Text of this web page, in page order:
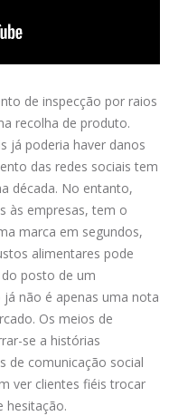
de inspecção por raios
recolha de produto.
já poderia haver danos
das redes sociais tem
década. No entanto,
às empresas, tem o
marca em segundos,
alimentares pode
posto de um
não é apenas uma nota
Os meios de
se a histórias
de comunicação social
ver clientes fiéis trocar
hesitação.